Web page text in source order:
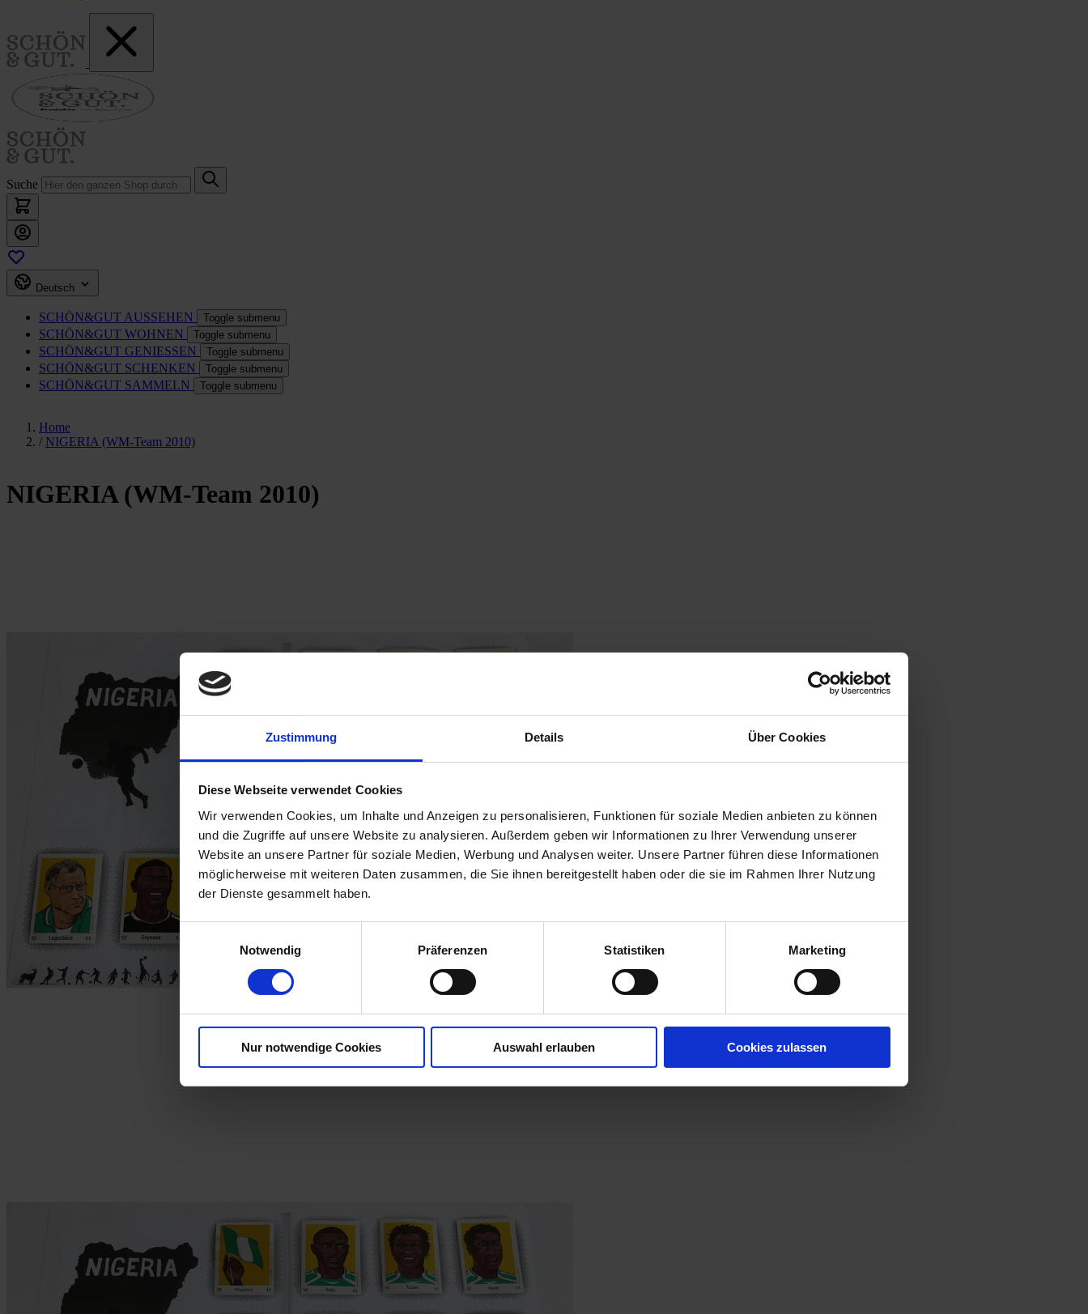
Zustimmung Details Über Cookies
Diese Webseite verwendet Cookies
Wir verwenden Cookies, um Inhalte und Anzeigen zu personalisieren, Funktionen für soziale Medien anbieten zu können
und die Zugriffe auf unsere Website zu analysieren. Außerdem geben wir Informationen zu Ihrer Verwendung unserer
Website an unsere Partner für soziale Medien, Werbung und Analysen weiter. Unsere Partner führen diese Informationen
möglicherweise mit weiteren Daten zusammen, die Sie ihnen bereitgestellt haben oder die sie im Rahmen Ihrer Nutzung
der Dienste gesammelt haben.
Einwilligungsauswahl
Notwendig
Präferenzen Statistiken Marketing
Nur notwendige Cookies Auswahl erlauben Cookies zulassen
Suche
Deutsch
SCHÖN&GUT AUSSEHEN Toggle submenu
SCHÖN&GUT WOHNEN Toggle submenu
SCHÖN&GUT GENIESSEN Toggle submenu
SCHÖN&GUT SCHENKEN Toggle submenu
SCHÖN&GUT SAMMELN Toggle submenu
Home
/ NIGERIA (WM-Team 2010)
NIGERIA (WM-Team 2010)